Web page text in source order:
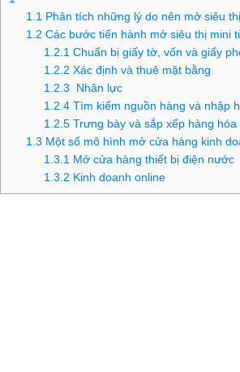
1.1 Phân tích những lý do nên mở siêu
1.2 Các bước tiến hành mở siêu thị mini
1.2.1 Chuẩn bị giấy tờ, vốn và giấy
1.2.2 Xác định và thuê mặt bằng
1.2.3 Nhân lực
1.2.4Tìm kiếm nguồn hàng và nhập
1.2.5Trưng bày và sắp xếp hàng hóa
1.3 Một số mô hình mở cửa hàng kinh
1.3.1 Mở cửa hàng thiết bị điện nước
1.3.2 Kinh doanh online